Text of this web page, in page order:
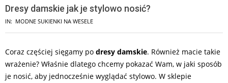
Dresy damskie jak je stylowo nosić?
IN: MODNE SUKIENKI NA WESELE
Coraz częściej sięgamy po dresy damskie. Również macie takie
wrażenie? Właśnie dlatego chcemy pokazać Wam, w jaki sposób
je nosić, aby jednocześnie wyglądać stylowo. W sklepie